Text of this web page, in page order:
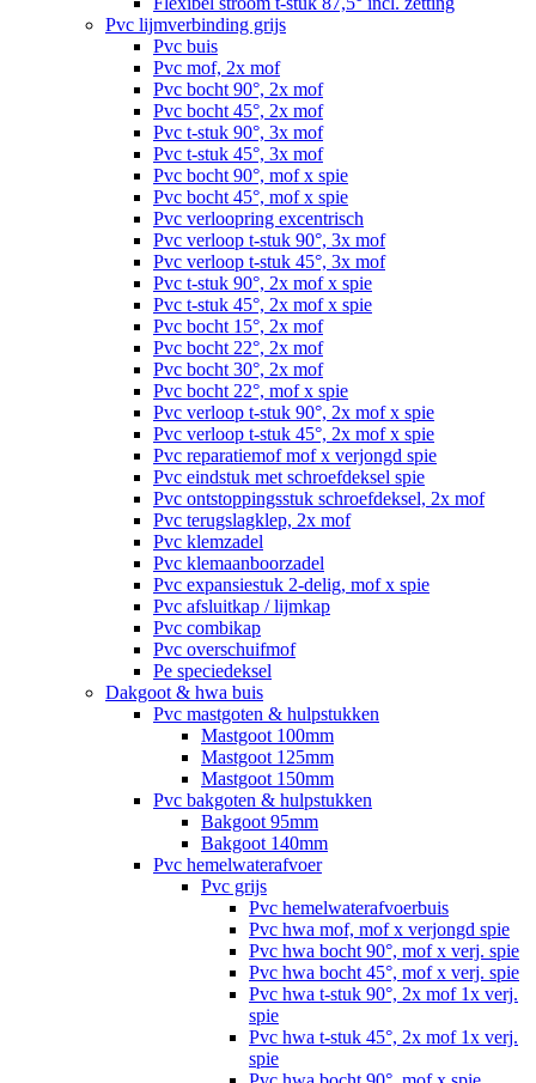
Pvc lijmverbinding grijs
Pvc buis
Pvc mof, 2x mof
Pvc bocht 90°, 2x mof
Pvc bocht 45°, 2x mof
Pvc t-stuk 90°, 3x mof
Pvc t-stuk 45°, 3x mof
Pvc bocht 90°, mof x spie
Pvc bocht 45°, mof x spie
Pvc verloopring excentrisch
Pvc verloop t-stuk 90°, 3x mof
Pvc verloop t-stuk 45°, 3x mof
Pvc t-stuk 90°, 2x mof x spie
Pvc t-stuk 45°, 2x mof x spie
Pvc bocht 15°, 2x mof
Pvc bocht 22°, 2x mof
Pvc bocht 30°, 2x mof
Pvc bocht 22°, mof x spie
Pvc verloop t-stuk 90°, 2x mof x spie
Pvc verloop t-stuk 45°, 2x mof x spie
Pvc reparatiemof mof x verjongd spie
Pvc eindstuk met schroefdeksel spie
Pvc ontstoppingsstuk schroefdeksel, 2x mof
Pvc terugslagklep, 2x mof
Pvc klemzadel
Pvc klemaanboorzadel
Pvc expansiestuk 2-delig, mof x spie
Pvc afsluitkap / lijmkap
Pvc combikap
Pvc overschuifmof
Pe speciedeksel
Dakgoot & hwa buis
Pvc mastgoten & hulpstukken
Mastgoot 100mm
Mastgoot 125mm
Mastgoot 150mm
Pvc bakgoten & hulpstukken
Bakgoot 95mm
Bakgoot 140mm
Pvc hemelwaterafvoer
Pvc grijs
Pvc hemelwaterafvoerbuis
Pvc hwa mof, mof x verjongd spie
Pvc hwa bocht 90°, mof x verj. spie
Pvc hwa bocht 45°, mof x verj. spie
Pvc hwa t-stuk 90°, 2x mof 1x verj.
spie
Pvc hwa t-stuk 45°, 2x mof 1x verj.
spie